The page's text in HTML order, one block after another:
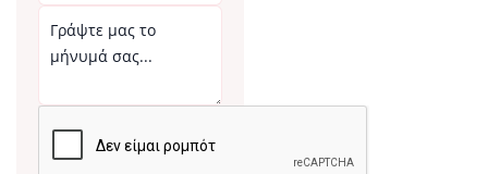
Η εταιρεία Κ. Λιαρομάτης
σχεδίαση που